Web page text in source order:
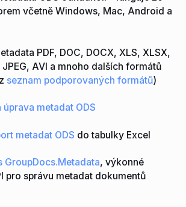
včetně Windows, Mac, Android a
PDF, DOC, DOCX, XLS, XLSX,
JPEG, AVI a mnoho dalších formátů
seznam podporovaných formátů)
úprava metadat ODS
metadat ODS do tabulky Excel
GroupDocs.Metadata, výkonné
pro správu metadat dokumentů